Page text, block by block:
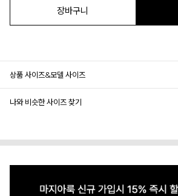
장바구니
상품 사이즈&모델 사이즈
나와 비슷한 사이즈 찾기